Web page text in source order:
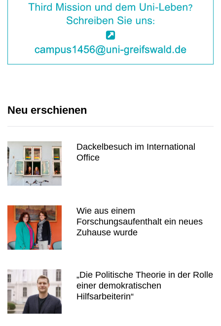
Neu erschienen
Dackelbesuch im International
Office
Wie aus einem
Forschungsaufenthalt ein neues
Zuhause wurde
„Die Politische Theorie in der Rolle
einer demokratischen
Hilfsarbeiterin“